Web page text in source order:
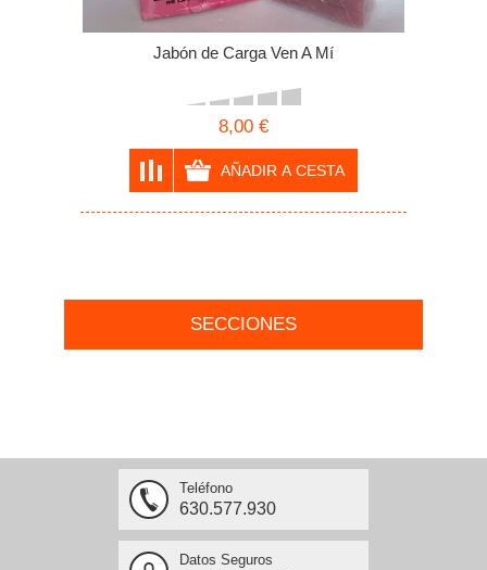
Jabón de Carga Ven A Mí
8,00 €
SECCIONES
Teléfono
630.577.930
Datos Seguros